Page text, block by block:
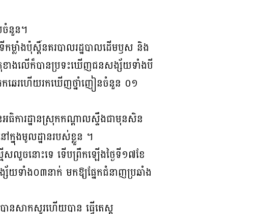
នួន។
លាំងប៉ុស្តិ៍នគរបាលរដ្ឋបាលដើមឫស និង
ខាងលើក៏បានប្រទះឃើញជនសង្ស័យទាំងបី
កឆេរហើយរកឃើញថ្នាំញៀនចំនួន ០១
ធិការដ្ឋានស្រុកកណ្តាលស្ទឹងជាមុនសិន
នុងមូលដ្ឋានរបស់ខ្លួន ។
លួចនោះទេ ទើបព្រឹកឡើងថ្ងៃទី១៧ខែ
ទាំង០៣នាក់ មកឱ្យផ្នែកជំនាញប្រឆាំង
សាកសួរហើយបាន ធ្វើតេស្ត